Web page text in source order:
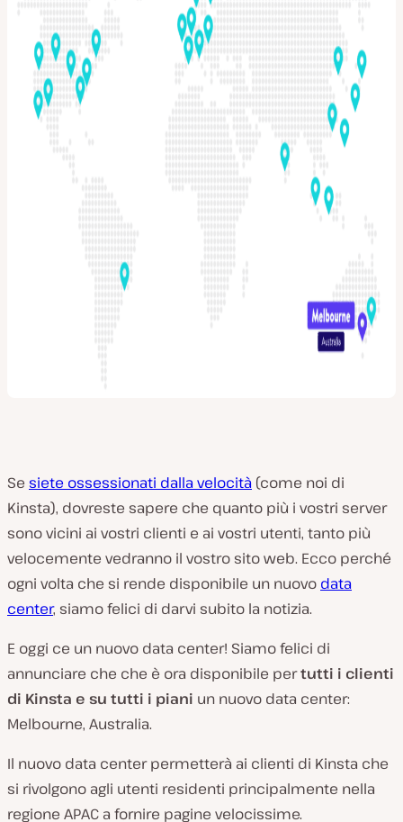
Se siete ossessionati dalla velocità (come noi di
Kinsta), dovreste sapere che quanto più i vostri server
sono vicini ai vostri clienti e ai vostri utenti, tanto più
velocemente vedranno il vostro sito web. Ecco perché
ogni volta che si rende disponibile un nuovo data
center, siamo felici di darvi subito la notizia.
E oggi ce un nuovo data center! Siamo felici di
annunciare che che è ora disponibile pertutti i clienti
di Kinsta e su tutti i piani un nuovo data center:
Melbourne, Australia.
Il nuovo data center permetterà ai clienti di Kinsta che
si rivolgono agli utenti residenti principalmente nella
regione APAC a fornire pagine velocissime.